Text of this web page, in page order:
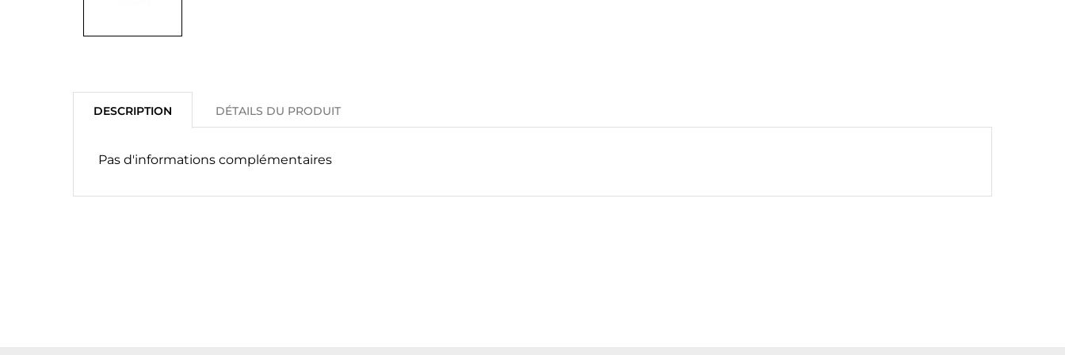
DESCRIPTION DÉTAILS DU PRODUIT
Pas d'informations complémentaires